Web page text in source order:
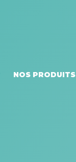
NOS PRODUITS